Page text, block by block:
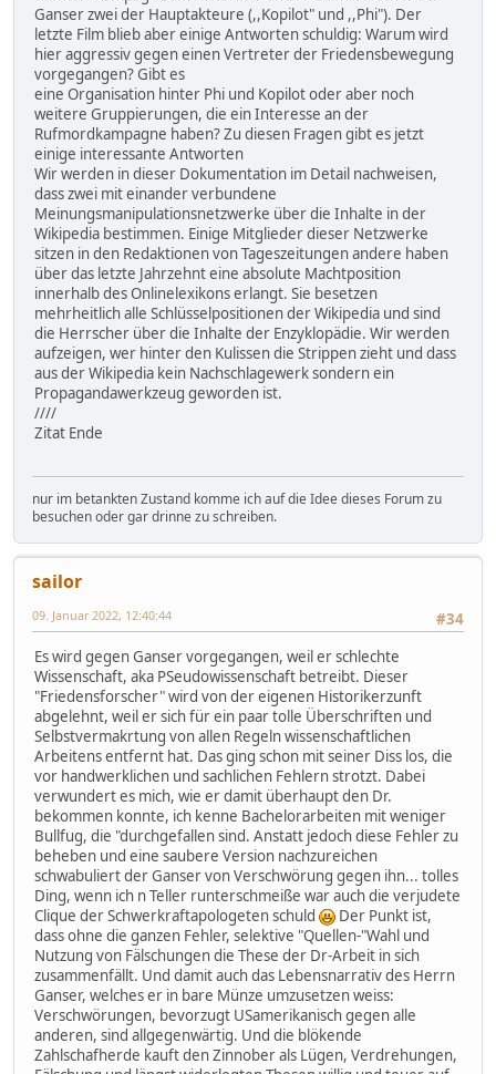
Ganser zwei der Hauptakteure (,,Kopilot" und ,,Phi"). Der
letzte Film blieb aber einige Antworten schuldig: Warum wird
hier aggressiv gegen einen Vertreter der Friedensbewegung
vorgegangen? Gibt es
eine Organisation hinter Phi und Kopilot oder aber noch
weitere Gruppierungen, die ein Interesse an der
Rufmordkampagne haben? Zu diesen Fragen gibt es jetzt
einige interessante Antworten
Wir werden in dieser Dokumentation im Detail nachweisen,
dass zwei mit einander verbundene
Meinungsmanipulationsnetzwerke über die Inhalte in der
Wikipedia bestimmen. Einige Mitglieder dieser Netzwerke
sitzen in den Redaktionen von Tageszeitungen andere haben
über das letzte Jahrzehnt eine absolute Machtposition
innerhalb des Onlinelexikons erlangt. Sie besetzen
mehrheitlich alle Schlüsselpositionen der Wikipedia und sind
die Herrscher über die Inhalte der Enzyklopädie. Wir werden
aufzeigen, wer hinter den Kulissen die Strippen zieht und dass
aus der Wikipedia kein Nachschlagewerk sondern ein
Propagandawerkzeug geworden ist.
////
Zitat Ende
nur im betankten Zustand komme ich auf die Idee dieses Forum zu
besuchen oder gar drinne zu schreiben.
sailor
#34
09. Januar 2022, 12:40:44
Es wird gegen Ganser vorgegangen, weil er schlechte
Wissenschaft, aka PSeudowissenschaft betreibt. Dieser
"Friedensforscher" wird von der eigenen Historikerzunft
abgelehnt, weil er sich für ein paar tolle Überschriften und
Selbstvermakrtung von allen Regeln wissenschaftlichen
Arbeitens entfernt hat. Das ging schon mit seiner Diss los, die
vor handwerklichen und sachlichen Fehlern strotzt. Dabei
verwundert es mich, wie er damit überhaupt den Dr.
bekommen konnte, ich kenne Bachelorarbeiten mit weniger
Bullfug, die "durchgefallen sind. Anstatt jedoch diese Fehler zu
beheben und eine saubere Version nachzureichen
schwabuliert der Ganser von Verschwörung gegen ihn... tolles
Ding, wenn ich n Teller runterschmeiße war auch die verjudete
Clique der Schwerkraftapologeten schuld
Der Punkt ist,
dass ohne die ganzen Fehler, selektive "Quellen-"Wahl und
Nutzung von Fälschungen die These der Dr-Arbeit in sich
zusammenfällt. Und damit auch das Lebensnarrativ des Herrn
Ganser, welches er in bare Münze umzusetzen weiss:
Verschwörungen, bevorzugt USamerikanisch gegen alle
anderen, sind allgegenwärtig. Und die blökende
Zahlschafherde kauft den Zinnober als Lügen, Verdrehungen,